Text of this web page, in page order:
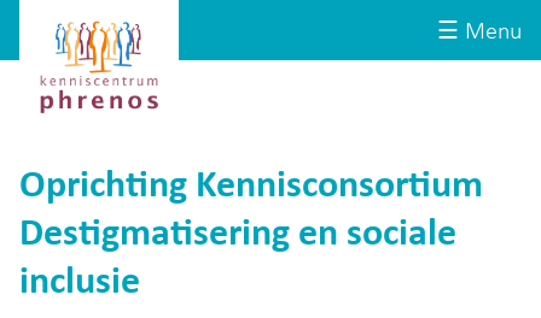
☰ Menu
Kenniscentrum
Phrenos
website
Oprichting Kennisconsortium
Destigmatisering en sociale
inclusie